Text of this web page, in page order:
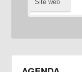
Site web